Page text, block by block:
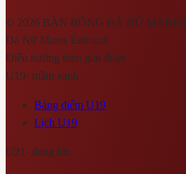
© 2026 BÀN BÓNG ĐÁ NỮ MARES
Đá Nữ Mares Editorial
Điều hướng theo giai đoạn
U19· mầm xanh
Bảng điểm U19
Lịch U19
U21 · đang lớn